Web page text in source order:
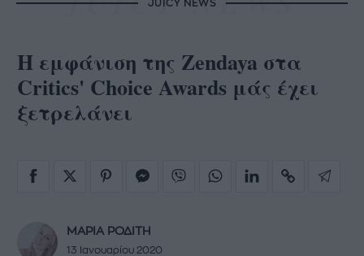
JUICY NEWS
Η εμφάνιση της Zendaya στα
Critics' Choice Awards μάς έχει
ξετρελάνει
ΜΑΡΙΑ ΡΟΔΙΤΗ
13 Ιανουαρίου 2020